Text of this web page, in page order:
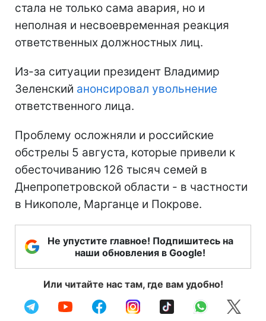
стала не только сама авария, но и
неполная и несвоевременная реакция
ответственных должностных лиц.
Из-за ситуации президент Владимир
Зеленский анонсировал увольнение
ответственного лица.
Проблему осложняли и российские
обстрелы 5 августа, которые привели к
обесточиванию 126 тысяч семей в
Днепропетровской области - в частности
в Никополе, Марганце и Покрове.
Не упустите главное! Подпишитесь на
наши обновления в Google!
Или читайте нас там, где вам удобно!